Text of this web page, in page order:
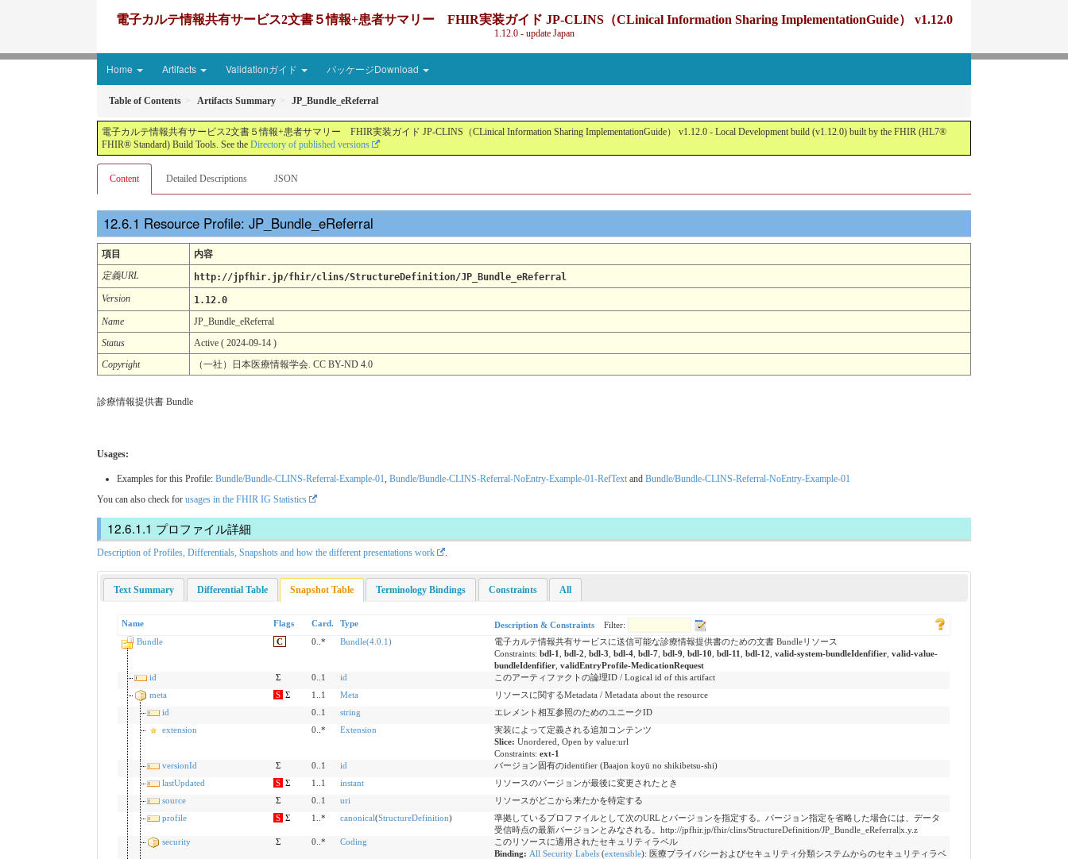
電子カルテ情報共有サービス2文書５情報+患者サマリー FHIR実装ガイド JP-CLINS（CLinical Information Sharing ImplementationGuide） v1.12.0
1.12.0 - update Japan
Home Artifacts Validationガイド パッケージDownload
Table of Contents Artifacts Summary JP_Bundle_eReferral
電子カルテ情報共有サービス2文書５情報+患者サマリー FHIR実装ガイド JP-CLINS（CLinical Information Sharing ImplementationGuide） v1.12.0 - Local Development build (v1.12.0) built by the FHIR (HL7®
FHIR® Standard) Build Tools. See the Directory of published versions
Content Detailed Descriptions JSON
Resource Profile: JP_Bundle_eReferral
項目
内容
定義URL
http://jpfhir.jp/fhir/clins/StructureDefinition/JP_Bundle_eReferral
Version
1.12.0
Name
JP_Bundle_eReferral
Status
Active ( 2024-09-14 )
Copyright
（一社）日本医療情報学会. CC BY-ND 4.0
診療情報提供書 Bundle
Usages:
Examples for this Profile: Bundle/Bundle-CLINS-Referral-Example-01 Bundle/Bundle-CLINS-Referral-NoEntry-Example-01-RefText and Bundle/Bundle-CLINS-Referral-NoEntry-Example-01
You can also check for usages in the FHIR IG Statistics
プロファイル詳細
Description of Profiles, Differentials, Snapshots and how the different presentations work .
Text Summary Differential Table Snapshot Table Terminology Bindings Constraints All
Name Flags Card. Type Description & Constraints
Filter:
Bundle
C 0..* Bundle(4.0.1)
電子カルテ情報共有サービスに送信可能な診療情報提供書のための文書 Bundleリソース
Constraints: bdl-1 bdl-2 bdl-3 bdl-4, bdl-7, bdl-9 bdl-10 bdl-11 bdl-12 valid-system-bundleIdenfifier, valid-value-
bundleIdenfifier, validEntryProfile-MedicationRequest
id
Σ 0..1 id
このアーティファクトの論理ID / Logical id of this artifact
meta
S Σ 1..1 Meta
リソースに関するMetadata / Metadata about the resource
id
0..1 string
エレメント相互参照のためのユニークID
extension
0..* Extension
実装によって定義される追加コンテンツ
Slice: Unordered, Open by value:url
Constraints: ext-1
versionId
Σ 0..1 id
バージョン固有のidentifier (Baajon koyū no shikibetsu-shi)
lastUpdated
S Σ 1..1 instant
リソースのバージョンが最後に変更されたとき
source
Σ 0..1 uri
リソースがどこから来たかを特定する
profile
S Σ 1..* canonical(StructureDefinition)
準拠しているプロファイルとして次のURLとバージョンを指定する。バージョン指定を省略した場合には、データ
受信時点の最新バージョンとみなされる。http://jpfhir.jp/fhir/clins/StructureDefinition/JP_Bundle_eReferral|x.y.z
security
Σ 0..* Coding
このリソースに適用されたセキュリティラベル
Binding: All Security Labels(extensible): 医療プライバシーおよびセキュリティ分類システムからのセキュリティラベ